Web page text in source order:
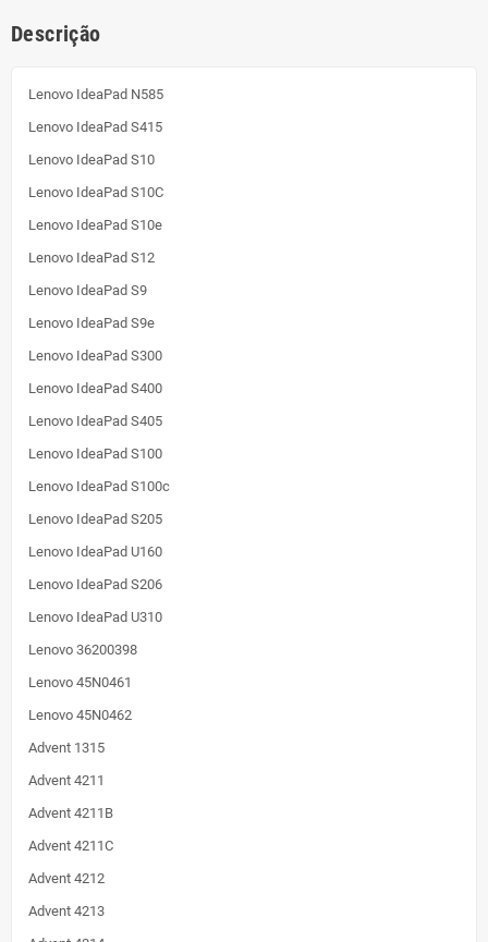
Descrição
Lenovo IdeaPad N585
Lenovo IdeaPad S415
Lenovo IdeaPad S10
Lenovo IdeaPad S10C
Lenovo IdeaPad S10e
Lenovo IdeaPad S12
Lenovo IdeaPad S9
Lenovo IdeaPad S9e
Lenovo IdeaPad S300
Lenovo IdeaPad S400
Lenovo IdeaPad S405
Lenovo IdeaPad S100
Lenovo IdeaPad S100c
Lenovo IdeaPad S205
Lenovo IdeaPad U160
Lenovo IdeaPad S206
Lenovo IdeaPad U310
Lenovo 36200398
Lenovo 45N0461
Lenovo 45N0462
Advent 1315
Advent 4211
Advent 4211B
Advent 4211C
Advent 4212
Advent 4213